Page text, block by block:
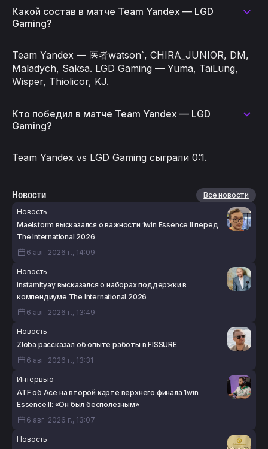
Какой состав в матче Team Yandex — LGD
Gaming?
Team Yandex — 医者watson`, CHIRA_JUNIOR, DM,
Maladych, Saksa. LGD Gaming — Yuma, TaiLung,
Wisper, Thiolicor, KJ.
Кто победил в матче Team Yandex — LGD
Gaming?
Team Yandex vs LGD Gaming сыграли 0:1.
Новости
Все новости
Новость
Maelstorm высказался о важности 1win Essence II перед
The International 2026
6 авг. 2026 г., 14:09
Новость
instamityay высказался о наборах поддержки в
компендиуме The International 2026
6 авг. 2026 г., 13:49
Новость
Zloba рассказал об опыте работы в FISSURE
6 авг. 2026 г., 13:31
Интервью
ATF об Ace на второй карте верхнего финала 1win
Essence II: «Он был бесполезным»
6 авг. 2026 г., 13:07
Новость